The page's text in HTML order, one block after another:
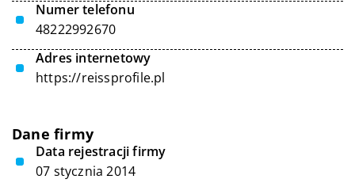
Numer telefonu
48222992670
Adres internetowy
https://reissprofile.pl
Dane firmy
Data rejestracji firmy
07 stycznia 2014